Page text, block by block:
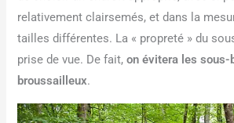
relativement clairsemés, et dans la
tailles différentes. La « propreté » du
prise de vue. De fait,on évitera les
broussailleux.